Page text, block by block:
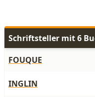
Schriftsteller mit 6
FOUQUE
INGLIN